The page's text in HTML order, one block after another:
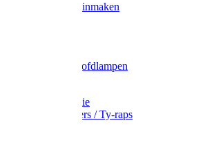
Wecken & inmaken
Zak- & Hoofdlampen
Tape en folie
Kabelbinders / Ty-raps